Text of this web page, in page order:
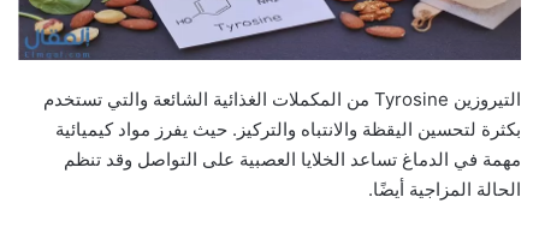
التيروزين Tyrosine من المكملات الغذائية الشائعة والتي تستخدم
بكثرة لتحسين اليقظة والانتباه والتركيز. حيث يفرز مواد كيميائية
مهمة في الدماغ تساعد الخلايا العصبية على التواصل وقد تنظم
الحالة المزاجية أيضًا.